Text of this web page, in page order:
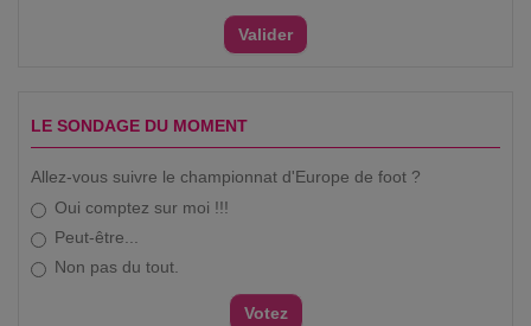
LE SONDAGE DU MOMENT
Allez-vous suivre le championnat d'Europe de foot ?
Oui comptez sur moi !!!
Peut-être...
Non pas du tout.